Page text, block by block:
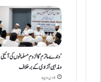
’وندے ماترم‘ کا لزوم مسلمانوں کی آئینی
ومذہبی آزادی کے برخلاف
4 دن ago